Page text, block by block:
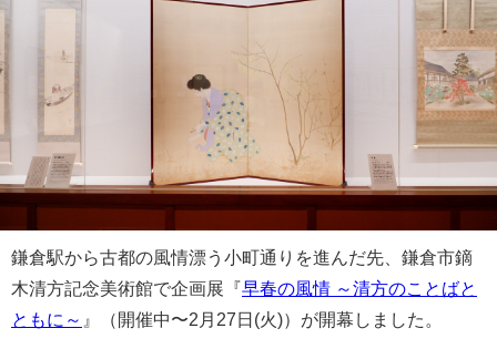
鎌倉駅から古都の風情漂う小町通りを進んだ先、鎌倉市鏑
木清方記念美術館で企画展『早春の風情 ～清方のことばと
ともに～ 』（開催中〜2月27日(火)）が開幕しました。